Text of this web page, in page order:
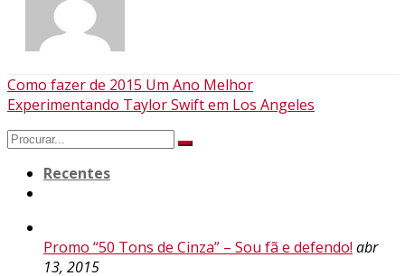
Navegação
da
Postagem
Como fazer de 2015 Um Ano Melhor
Experimentando Taylor Swift em Los Angeles
Search
Recentes
Promo “50 Tons de Cinza” – Sou fã e defendo! abr
13, 2015